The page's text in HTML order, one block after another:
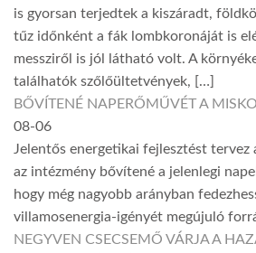
is gyorsan terjedtek a kiszáradt,
tűz időnként a fák lombkoronáját is
messziről is jól látható volt. A
találhatók szőlőültetvények, […]
BŐVÍTENÉ NAPERŐMŰVÉT A
08-06
Jelentős energetikai fejlesztést tervez
az intézmény bővítené a jelenlegi
hogy még nagyobb arányban
villamosenergia-igényét megújuló
NEGYVEN CSECSEMŐ VÁRJA A